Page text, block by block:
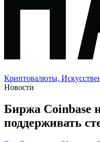
Криптовалюты,
Новости
Биржа Coinbase
поддерживать